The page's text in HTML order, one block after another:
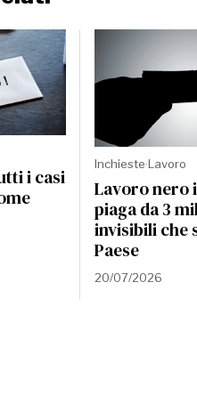
i casi
Inchieste·Lavoro
Lavoro nero
piaga da 3
invisibili che
Paese
20/07/2026